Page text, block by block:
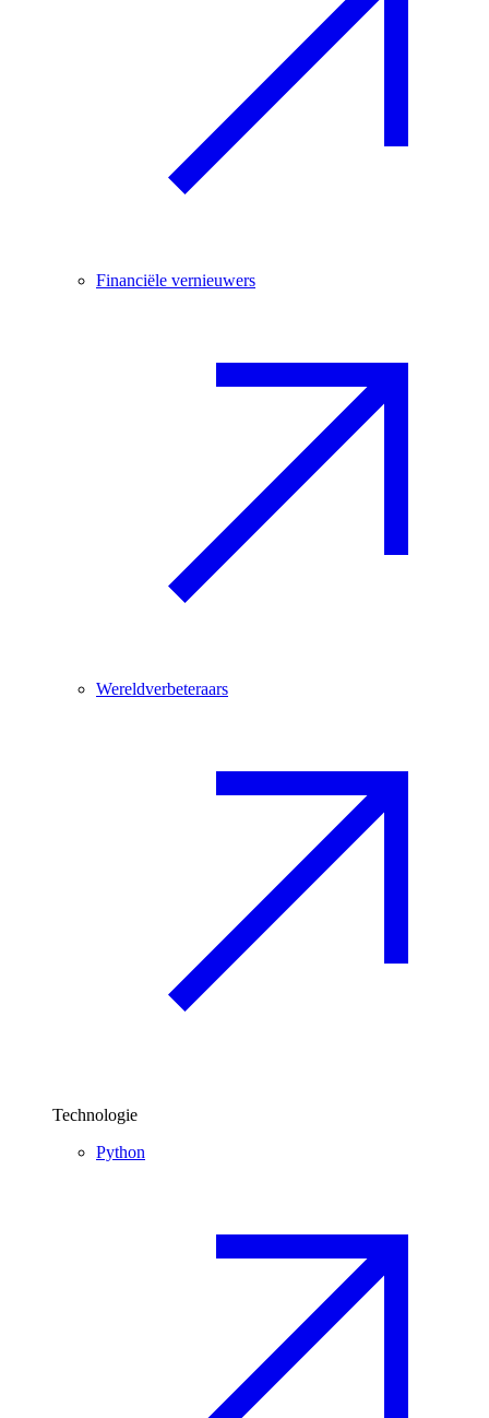
Financiële vernieuwers
Wereldverbeteraars
Technologie
Python